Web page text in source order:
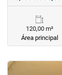
120,00 m²
Área principal
<